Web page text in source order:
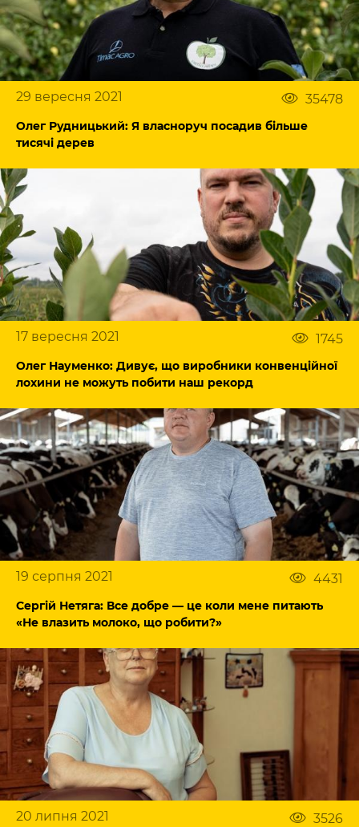
29 вересня 2021 35478
Олег Рудницький: Я власноруч посадив більше
тисячі дерев
17 вересня 2021 1745
Олег Науменко: Дивує, що виробники конвенційної
лохини не можуть побити наш рекорд
19 серпня 2021 4431
Сергій Нетяга: Все добре — це коли мене питають
«Не влазить молоко, що робити?»
20 липня 2021 3526